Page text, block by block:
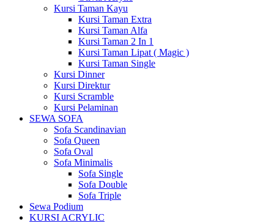
Kursi Taman Kayu
Kursi Taman Extra
Kursi Taman Alfa
Kursi Taman 2 In 1
Kursi Taman Lipat ( Magic )
Kursi Taman Single
Kursi Dinner
Kursi Direktur
Kursi Scramble
Kursi Pelaminan
SEWA SOFA
Sofa Scandinavian
Sofa Queen
Sofa Oval
Sofa Minimalis
Sofa Single
Sofa Double
Sofa Triple
Sewa Podium
KURSI ACRYLIC